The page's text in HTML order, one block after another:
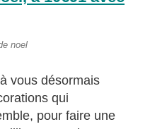
noel
vous désormais
qui
pour faire une